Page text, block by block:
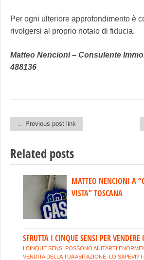
Per ogni ulteriore approfondimento è
rivolgersi al proprio notaio di fiducia.
Matteo Nencioni – Consulente
488136
Post navigation
← Previous post link
Related posts
MATTEO NENCIONI A
VISTA” TOSCANA
SFRUTTA I CINQUE SENSI PER VENDERE
I CINQUE SENSI POSSONO AIUTARTI
VENDITA DELLA TUA ABITAZIONE. LO SAPEVI?
COME SI FA A CAPIRE
IMMOBILIARE E’ SERIA?
IL GRANDE SUCCESSO
MATTEO NENCIONI